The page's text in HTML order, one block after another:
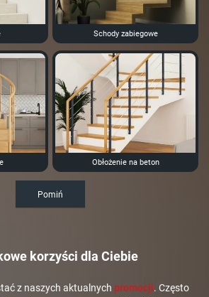
Schody zabiegowe
Obłożenie na beton
Pomiń
korzyści dla Ciebie
z naszych aktualnych promocji. Często